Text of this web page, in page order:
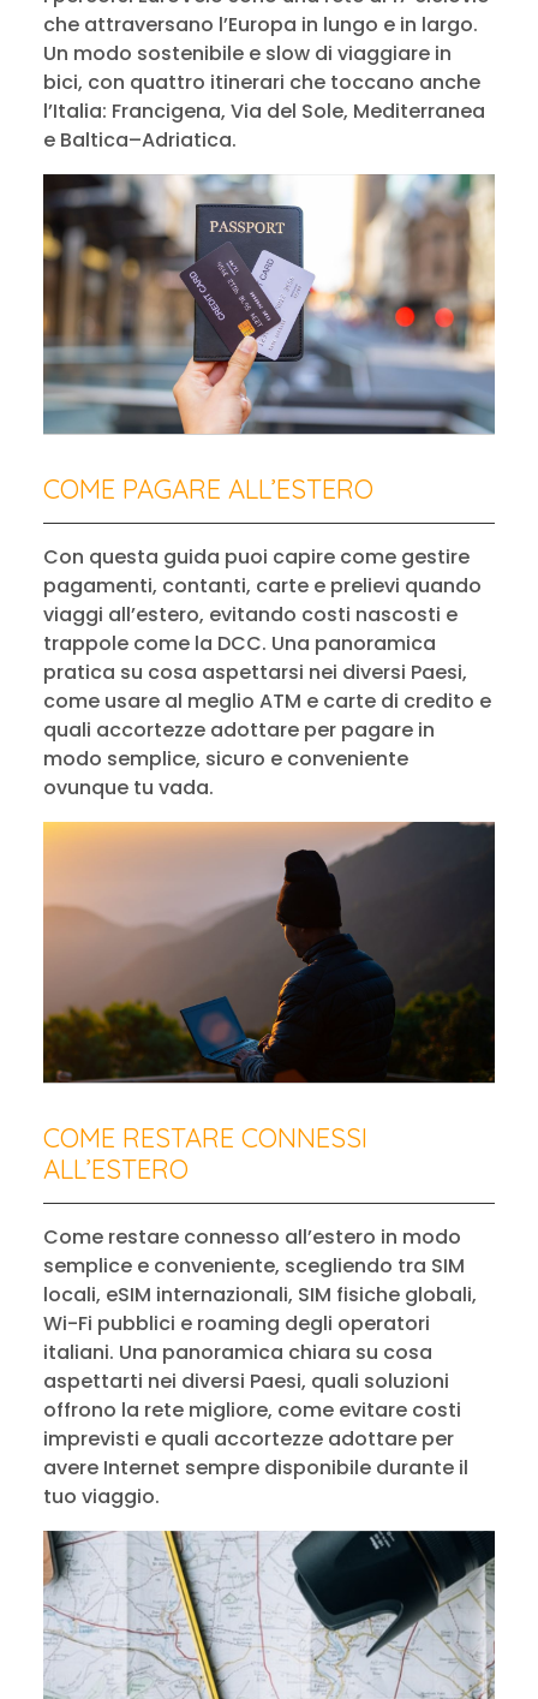
che attraversano l’Europa in lungo e in largo.
Un modo sostenibile e slow di viaggiare in
bici, con quattro itinerari che toccano anche
l’Italia: Francigena, Via del Sole, Mediterranea
e Baltica–Adriatica.
COME PAGARE ALL’ESTERO
Con questa guida puoi capire come gestire
pagamenti, contanti, carte e prelievi quando
viaggi all’estero, evitando costi nascosti e
trappole come la DCC. Una panoramica
pratica su cosa aspettarsi nei diversi Paesi,
come usare al meglio ATM e carte di credito e
quali accortezze adottare per pagare in
modo semplice, sicuro e conveniente
ovunque tu vada.
COME RESTARE CONNESSI
ALL’ESTERO
Come restare connesso all’estero in modo
semplice e conveniente, scegliendo tra SIM
locali, eSIM internazionali, SIM fisiche globali,
Wi-Fi pubblici e roaming degli operatori
italiani. Una panoramica chiara su cosa
aspettarti nei diversi Paesi, quali soluzioni
offrono la rete migliore, come evitare costi
imprevisti e quali accortezze adottare per
avere Internet sempre disponibile durante il
tuo viaggio.